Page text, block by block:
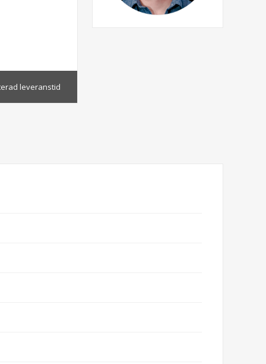
leveranstid